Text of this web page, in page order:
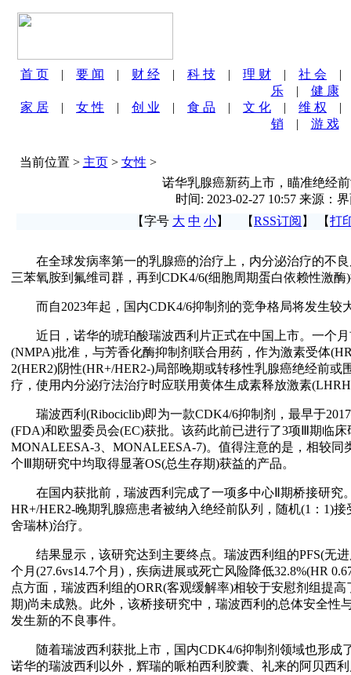
首 页 | 要 闻 | 财 经 | 科 技 | 理 财 | 社 会
乐| 健 康
家 居 | 女 性 | 创 业 | 食 品 | 文 化 | 维 权
销 | 游 戏
当前位置 > 主页> 女性 >
诺华乳腺癌新药上市，瞄准绝经
时间: 2023-02-27 10:57 来源：
【字号 大 中 小】 【RSS订阅 】 【打
在全球发病率第一的乳腺癌的治疗上，内分泌治疗的不良
三苯氧胺到氟维司群，再到CDK4/6(细胞周期蛋白依赖性激
而自2023年起，国内CDK4/6抑制剂的竞争格局将发生较
近日，诺华的琥珀酸瑞波西利片正式在中国上市。一个月
(NMPA)批准，与芳香化酶抑制剂联合用药，作为激素受体
2(HER2)阴性(HR+/HER2-)局部晚期或转移性乳腺癌绝经前
疗，使用内分泌疗法治疗时应联用黄体生成素释放激素
瑞波西利(Ribociclib)即为一款CDK4/6抑制剂，最早于
(FDA)和欧盟委员会(EC)获批。该药此前已进行了3项Ⅲ期临
MONALEESA-3、MONALEESA-7)。值得注意的是，相较同
个Ⅲ期研究中均取得显著OS(总生存期)获益的产品。
在国内获批前，瑞波西利完成了一项多中心Ⅱ期桥接研究
HR+/HER2-晚期乳腺癌患者被纳入绝经前队列，随机(1：1)
舍瑞林)治疗。
结果显示，该研究达到主要终点。瑞波西利组的PFS(无进
个月(27.6vs14.7个月)，疾病进展或死亡风险降低32.8%(HR
点方面，瑞波西利组的ORR(客观缓解率)相较于安慰剂组提高
期)尚未成熟。此外，该桥接研究中，瑞波西利的总体安全性
发生新的不良事件。
随着瑞波西利获批上市，国内CDK4/6抑制剂领域也形成
诺华的瑞波西利以外，辉瑞的哌柏西利胶囊、礼来的阿贝西